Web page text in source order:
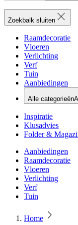
Zoekbalk sluiten
Raamdecoratie
Vloeren
Verlichting
Verf
Tuin
Aanbiedingen
Alle categorieën
Inspiratie
Klusadvies
Folder &
Aanbiedingen
Raamdecoratie
Vloeren
Verlichting
Verf
Tuin
Home